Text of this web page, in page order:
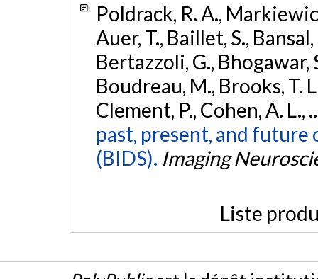
Poldrack, R. A.,
Auer, T., Baillet, S.,
Bertazzoli, G., Bhogawar,
Boudreau, M., Brooks, T.
Clement, P., Cohen, A.
past, present, and
(BIDS). Imaging
Liste